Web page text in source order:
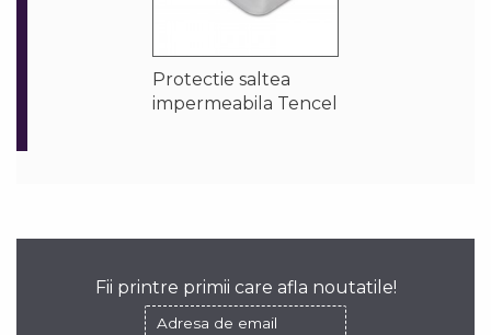
Protectie saltea
impermeabila Tencel
Fii printre primii care afla noutatile!